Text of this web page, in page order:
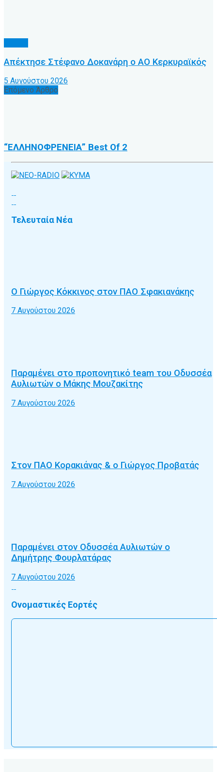
Απέκτησε Στέφανο Δοκανάρη ο ΑΟ Κερκυραϊκός
5 Αυγούστου 2026
Επόμενο Άρθρο
“EΛΛΗΝΟΦΡΕNΕΙΑ” Best Of 2
Τελευταία Νέα
Ο Γιώργος Κόκκινος στον ΠΑΟ Σφακιανάκης
7 Αυγούστου 2026
Παραμένει στο προπονητικό team του Οδυσσέα
Αυλιωτών ο Μάκης Μουζακίτης
7 Αυγούστου 2026
Στον ΠΑΟ Κορακιάνας & ο Γιώργος Προβατάς
7 Αυγούστου 2026
Παραμένει στον Οδυσσέα Αυλιωτών ο
Δημήτρης Φουρλατάρας
7 Αυγούστου 2026
Ονομαστικές Εορτές